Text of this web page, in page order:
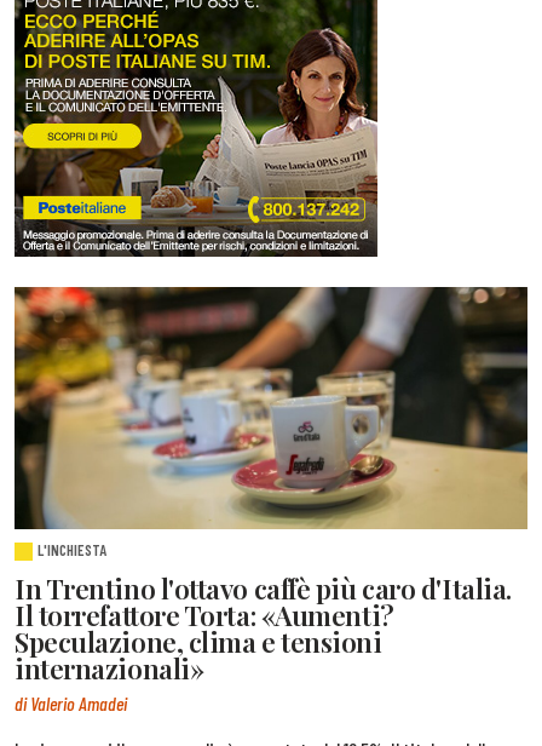
L'INCHIESTA
In Trentino l'ottavo caffè più caro d'Italia.
Il torrefattore Torta: «Aumenti?
Speculazione, clima e tensioni
internazionali»
di Valerio Amadei